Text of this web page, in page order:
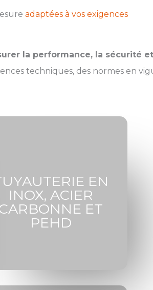
adaptées à vos exigences
la performance, la sécurité
techniques, des normes en
EN
INOX, ACIER
ET
PEHD